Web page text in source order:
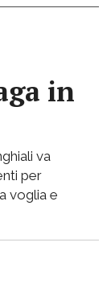
in
va
per
voglia e